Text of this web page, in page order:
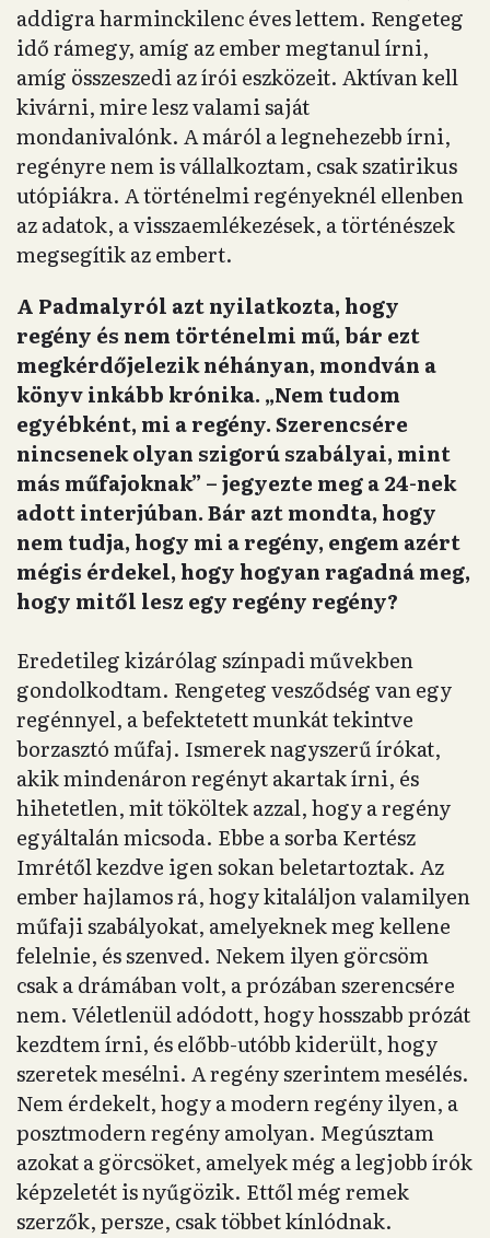
addigra harminckilenc éves lettem. Rengeteg
idő rámegy, amíg az ember megtanul írni,
amíg összeszedi az írói eszközeit. Aktívan kell
kivárni, mire lesz valami saját
mondanivalónk. A máról a legnehezebb írni,
regényre nem is vállalkoztam, csak szatirikus
utópiákra. A történelmi regényeknél ellenben
az adatok, a visszaemlékezések, a történészek
megsegítik az embert.
A Padmalyról azt nyilatkozta, hogy
regény és nem történelmi mű, bár ezt
megkérdőjelezik néhányan, mondván a
könyv inkább krónika. „Nem tudom
egyébként, mi a regény. Szerencsére
nincsenek olyan szigorú szabályai, mint
más műfajoknak” – jegyezte meg a 24-nek
adott interjúban. Bár azt mondta, hogy
nem tudja, hogy mi a regény, engem azért
mégis érdekel, hogy hogyan ragadná meg,
hogy mitől lesz egy regény regény?
Eredetileg kizárólag színpadi művekben
gondolkodtam. Rengeteg vesződség van egy
regénnyel, a befektetett munkát tekintve
borzasztó műfaj. Ismerek nagyszerű írókat,
akik mindenáron regényt akartak írni, és
hihetetlen, mit tököltek azzal, hogy a regény
egyáltalán micsoda. Ebbe a sorba Kertész
Imrétől kezdve igen sokan beletartoztak. Az
ember hajlamos rá, hogy kitaláljon valamilyen
műfaji szabályokat, amelyeknek meg kellene
felelnie, és szenved. Nekem ilyen görcsöm
csak a drámában volt, a prózában szerencsére
nem. Véletlenül adódott, hogy hosszabb prózát
kezdtem írni, és előbb-utóbb kiderült, hogy
szeretek mesélni. A regény szerintem mesélés.
Nem érdekelt, hogy a modern regény ilyen, a
posztmodern regény amolyan. Megúsztam
azokat a görcsöket, amelyek még a legjobb írók
képzeletét is nyűgözik. Ettől még remek
szerzők, persze, csak többet kínlódnak.